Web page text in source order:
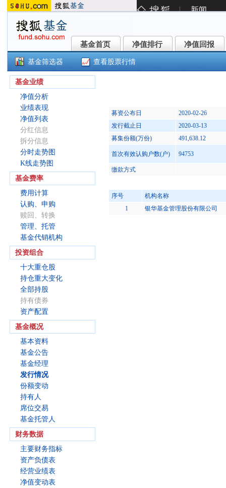
基金首页
基金首页 净值排行
净值排行 净值回报
净值回报
基金筛选器 查看股票行情
基金业绩
净值分析
业绩表现
净值列表
分红信息
拆分信息
分时走势图
K线走势图
基金费率
费用计算
认购、申购
赎回、转换
管理、托管
基金代销机构
投资组合
十大重仓股
持仓重大变化
全部持股
持有债券
资产配置
基金概况
基本资料
基金公告
基金经理
发行情况
份额变动
持有人
席位交易
基金托管人
财务数据
主要财务指标
资产负债表
经营业绩表
净值变动表
募资公布日
2020-02-26
发行截止日
2020-03-13
募集份额(万份)
491,638.12
首次有效认购户数(户) 94753
缴款方式
序号
机构名称
1
银华基金管理股份有限公司